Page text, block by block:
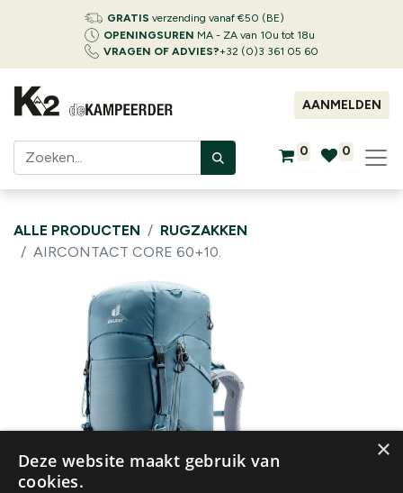
GRATIS verzending vanaf €50 (BE)
OPENINGSUREN MA - ZA van 10u tot 18u
VRAGEN OF ADVIES?+32 (0)3 361 05 60
AANMELDEN
0 0
ALLE PRODUCTEN
RUGZAKKEN
AIRCONTACT CORE 60+10.
×
Deze website maakt gebruik van
cookies.